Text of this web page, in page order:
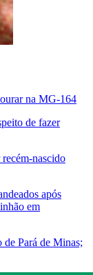
na MG-164
de fazer
nascido
após
em
Pará de Minas;